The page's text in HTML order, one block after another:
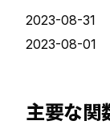
2023-08-31
2023-08-01
主要な関